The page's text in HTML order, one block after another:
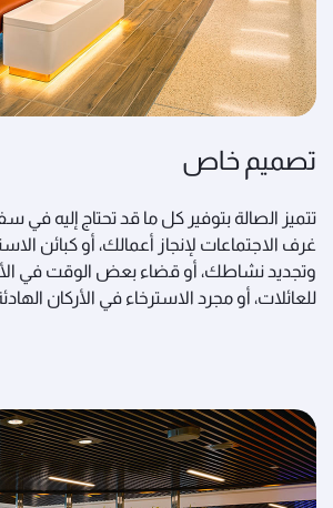
تصميم خاص
تتميز الصالة بتوفير كل ما قد تحتاج إليه
غرف الاجتماعات لإنجاز أعمالك، أو كبائن
وتجديد نشاطك، أو قضاء بعض الوقت في
للعائلات، أو مجرد الاسترخاء في الأركان